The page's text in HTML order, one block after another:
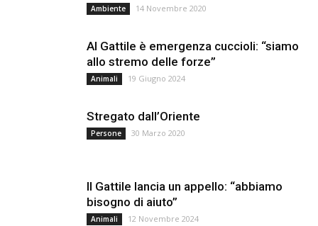
Ambiente 14 Novembre 2020
Al Gattile è emergenza cuccioli: “siamo
allo stremo delle forze”
Animali 19 Giugno 2024
Stregato dall’Oriente
Persone 30 Marzo 2020
Il Gattile lancia un appello: “abbiamo
bisogno di aiuto”
Animali 12 Novembre 2024